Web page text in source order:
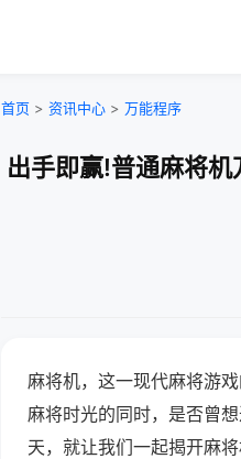
首页 > 资讯中心 > 万能程序
出手即赢!普通麻将
麻将机，这一现代麻将游
麻将时光的同时，是否曾
天，就让我们一起揭开麻